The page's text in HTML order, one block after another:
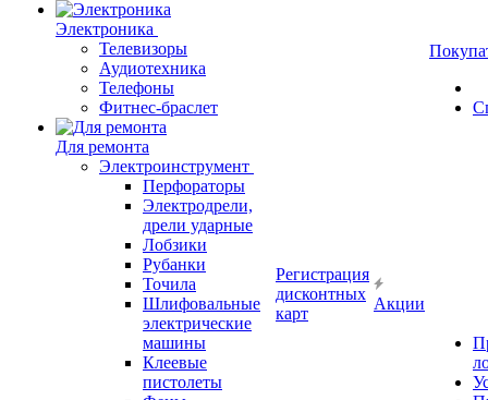
Электроника
Телевизоры
Аудиотехника
Телефоны
Фитнес-браслет
Для ремонта
Электроинструмент
Перфораторы
Электродрели,
дрели ударные
Лобзики
Рубанки
Точила
Шлифовальные
электрические
машины
Клеевые
пистолеты
Регистрация
дисконтных
карт
Акции